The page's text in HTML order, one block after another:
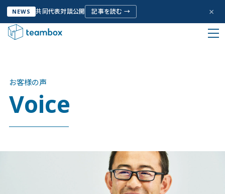
NEWS 共同代表対談公開 記事を読む → ×
私たちについて
Company Info
HOME お客様の声
お客様の声
Voice